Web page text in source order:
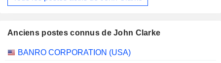
Anciens postes connus de John Clarke
Sociétés Poste Fin
BANRO CORPORATION (USA)